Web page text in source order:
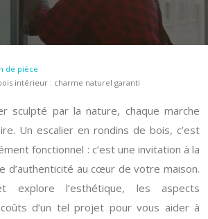
de pièce
intérieur : charme naturel garanti
sculpté par la nature, chaque marche
Un escalier en rondins de bois, c’est
fonctionnel : c’est une invitation à la
d’authenticité au cœur de votre maison.
explore l’esthétique, les aspects
d’un tel projet pour vous aider à